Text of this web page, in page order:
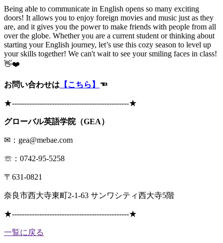
Being able to communicate in English opens so many exciting
doors! It allows you to enjoy foreign movies and music just as they
are, and it gives you the power to make friends with people from all
over the globe. Whether you are a current student or thinking about
starting your English journey, let’s use this cozy season to level up
your skills together! We can't wait to see your smiling faces in class!
👋❤️
お問い合わせは 【こちら】 ☜
★-----------------------------------------------★
グローバル英語学院（GEA）
✉：gea@mebae.com
☏：0742-95-5258
〒631-0821
奈良市西大寺東町2-1-63 サンワシティ西大寺5階
★-----------------------------------------------★
一覧に戻る